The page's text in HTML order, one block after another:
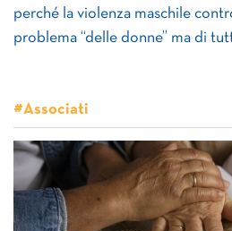
perché la violenza maschile
problema “delle donne” ma di
#Associati